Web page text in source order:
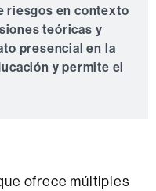
riesgos en contexto
teóricas y
presencial en la
y permite el
ofrece múltiples